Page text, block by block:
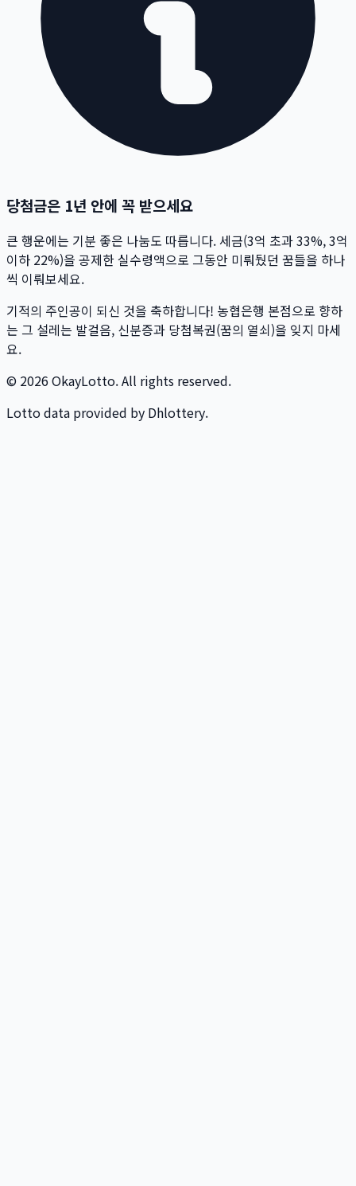
당첨금은 1년 안에 꼭 받으세요
큰 행운에는 기분 좋은 나눔도 따릅니다. 세금(3억 초과 33%, 3억
이하 22%)을 공제한 실수령액으로 그동안 미뤄뒀던 꿈들을 하나
씩 이뤄보세요.
기적의 주인공이 되신 것을 축하합니다! 농협은행 본점으로 향하
는 그 설레는 발걸음, 신분증과 당첨복권(꿈의 열쇠)을 잊지 마세
요.
© 2026 OkayLotto. All rights reserved.
Lotto data provided by Dhlottery.